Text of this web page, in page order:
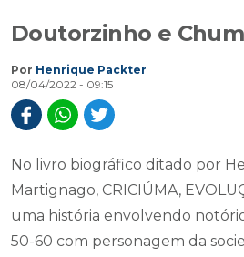
Doutorzinho e
Por Henrique Packter
08/04/2022 - 09:15
No livro biográfico ditado por
Martignago, CRICIÚMA,
uma história envolvendo
50-60 com personagem da